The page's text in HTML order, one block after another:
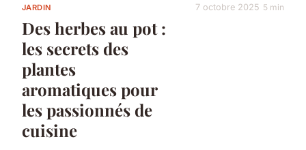
JARDIN
Des herbes au pot :
les secrets des
plantes
aromatiques pour
les passionnés de
cuisine
7 octobre 2025 5 min